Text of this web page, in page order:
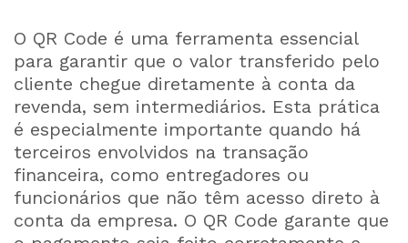
O QR Code é uma ferramenta essencial
para garantir que o valor transferido pelo
cliente chegue diretamente à conta da
revenda, sem intermediários. Esta prática
é especialmente importante quando há
terceiros envolvidos na transação
financeira, como entregadores ou
funcionários que não têm acesso direto à
conta da empresa. O QR Code garante que